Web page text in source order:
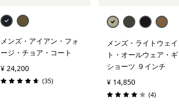
メンズ・アイアン・フォ
ージ・チョア・コート
¥ 24,200
評価: 4.7 / 5 (35レビュー
)
メンズ・ライトウェイ
ト・オールウェア・ギ
ショーツ ９インチ
¥ 14,850
評価: 4.0 / 5 (4レビュー
)